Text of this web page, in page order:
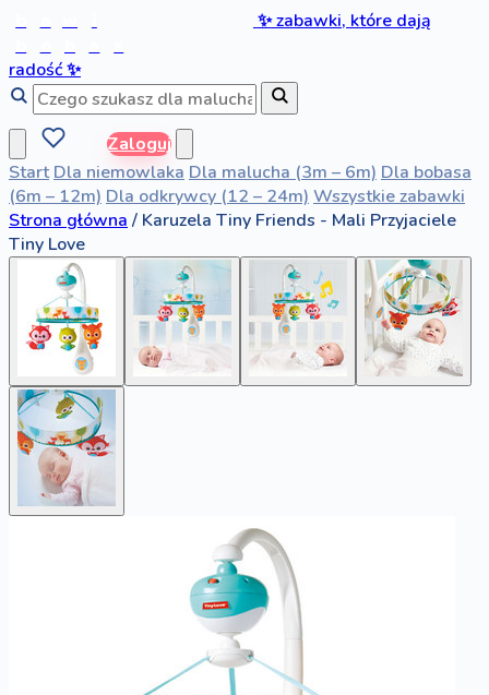
✨zabawki, które dają
radość✨
Zaloguj
Start Dla niemowlaka Dla malucha (3m – 6m) Dla bobasa
(6m – 12m) Dla odkrywcy (12 – 24m) Wszystkie zabawki
Strona główna / Karuzela Tiny Friends - Mali Przyjaciele
Tiny Love